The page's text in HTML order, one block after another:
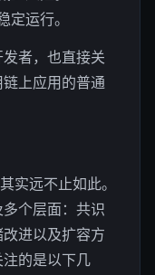
定运行。
者，也直接关
上应用的普通
实远不止如此。
个层面：共识
进以及扩容方
的是以下几